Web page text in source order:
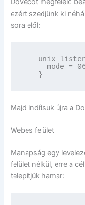
Dovecot megfelelő
ezért szedjünk ki
sora elől:
mode =
   }
Majd indítsuk újra a
Webes felület
Manapság egy
felület nélkül, erre a
telepítjük hamar: